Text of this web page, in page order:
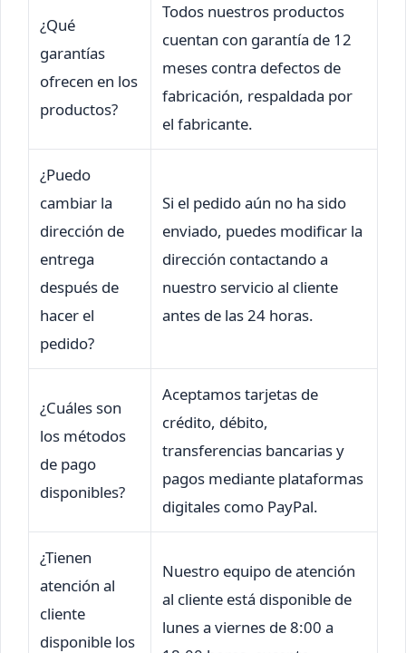
¿Qué
garantías
ofrecen en los
productos?
Todos nuestros productos
cuentan con garantía de 12
meses contra defectos de
fabricación, respaldada por
el fabricante.
¿Puedo
cambiar la
dirección de
entrega
después de
hacer el
pedido?
Si el pedido aún no ha sido
enviado, puedes modificar la
dirección contactando a
nuestro servicio al cliente
antes de las 24 horas.
¿Cuáles son
los métodos
de pago
disponibles?
Aceptamos tarjetas de
crédito, débito,
transferencias bancarias y
pagos mediante plataformas
digitales como PayPal.
¿Tienen
atención al
cliente
disponible los
Nuestro equipo de atención
al cliente está disponible de
lunes a viernes de 8:00 a